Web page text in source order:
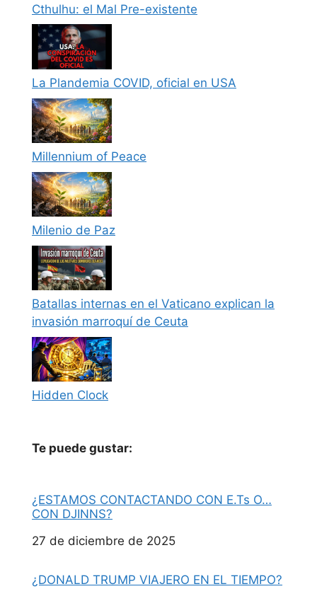
Cthulhu: el Mal Pre-existente
La Plandemia COVID, oficial en USA
Millennium of Peace
Milenio de Paz
Batallas internas en el Vaticano explican la
invasión marroquí de Ceuta
Hidden Clock
Te puede gustar:
¿ESTAMOS CONTACTANDO CON E.Ts O…
CON DJINNS?
Fecha
27 de diciembre de 2025
¿DONALD TRUMP VIAJERO EN EL TIEMPO?